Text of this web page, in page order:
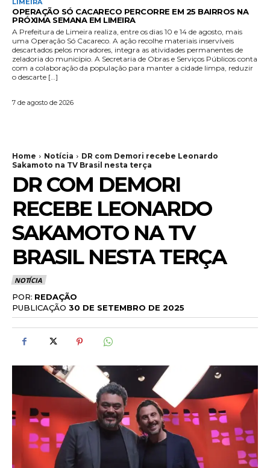
LIMEIRA
OPERAÇÃO SÓ CACARECO PERCORRE EM 25 BAIRROS NA
PRÓXIMA SEMANA EM LIMEIRA
A Prefeitura de Limeira realiza, entre os dias 10 e 14 de agosto, mais
uma Operação Só Cacareco. A ação recolhe materiais inservíveis
descartados pelos moradores, integra as atividades permanentes de
zeladoria do município. A Secretaria de Obras e Serviços Públicos conta
com a colaboração da população para manter a cidade limpa, reduzir
o descarte […]
7 de agosto de 2026